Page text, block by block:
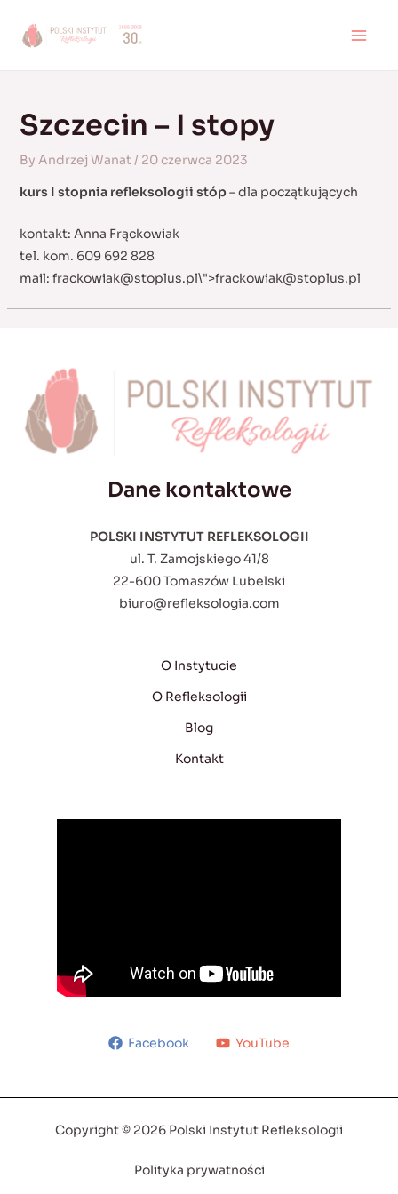
Szczecin – I stopy
By Andrzej Wanat/ 20 czerwca 2023
kurs I stopnia refleksologii stóp– dla początkujących
kontakt: Anna Frąckowiak
tel. kom. 609 692 828
mail: frackowiak@stoplus.pl\">frackowiak@stoplus.pl
Dane kontaktowe
POLSKI INSTYTUT REFLEKSOLOGII
ul. T. Zamojskiego 41/8
22-600 Tomaszów Lubelski
biuro@refleksologia.com
O Instytucie
O Refleksologii
Blog
Kontakt
Facebook YouTube
Copyright © 2026 Polski Instytut Refleksologii
Polityka prywatności